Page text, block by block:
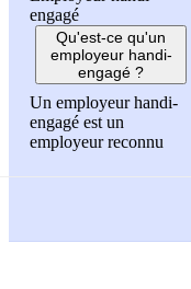
engagé
Qu'est-ce qu'un
employeur handi-
engagé ?
Un employeur handi-
engagé est un
employeur reconnu